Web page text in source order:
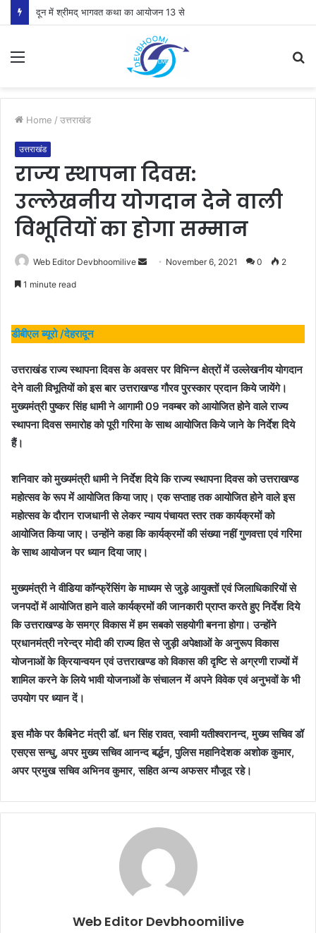
दून में श्रीमद् भागवत कथा का आयोजन 13 से
Menu
Home / उत्तराखंड
उत्तराखंड
राज्य स्थापना दिवस:
उल्लेखनीय योगदान देने वाली
विभूतियों का होगा सम्मान
Web Editor Devbhoomilive
Send November 6, 2021 0 2
1 minute read
डीबीएल ब्यूरो /देहरादून
उत्तराखंड राज्य स्थापना दिवस के अवसर पर विभिन्न क्षेत्रों में उल्लेखनीय योगदान
देने वाली विभूतियों को इस बार उत्तराखण्ड गौरव पुरस्कार प्रदान किये जायेंगे।
मुख्यमंत्री पुष्कर सिंह धामी ने आगामी 09 नवम्बर को आयोजित होने वाले राज्य
स्थापना दिवस समारोह को पूरी गरिमा के साथ आयोजित किये जाने के निर्देश दिये
हैं।
शनिवार को मुख्यमंत्री धामी ने निर्देश दिये कि राज्य स्थापना दिवस को उत्तराखण्ड
महोत्सव के रूप में आयोजित किया जाए। एक सप्ताह तक आयोजित होने वाले इस
महोत्सव के दौरान राजधानी से लेकर न्याय पंचायत स्तर तक कार्यक्रमों को
आयोजित किया जाए। उन्होंने कहा कि कार्यक्रमों की संख्या नहीं गुणवत्ता एवं गरिमा
के साथ आयोजन पर ध्यान दिया जाए।
मुख्यमंत्री ने वीडिया कॉन्फ्रेंसिंग के माध्यम से जुड़े आयुक्तों एवं जिलाधिकारियों से
जनपदों में आयोजित हाने वाले कार्यक्रमों की जानकारी प्राप्त करते हुए निर्देश दिये
कि उत्तराखण्ड के समग्र विकास में हम सबको सहयोगी बनना होगा। उन्होंने
प्रधानमंत्री नरेन्द्र मोदी की राज्य हित से जुड़ी अपेक्षाओं के अनुरूप विकास
योजनाओं के क्रियान्वयन एवं उत्तराखण्ड को विकास की दृष्टि से अग्रणी राज्यों में
शामिल करने के लिये भावी योजनाओं के संचालन में अपने विवेक एवं अनुभवों के भी
उपयोग पर ध्यान दें।
इस मौके पर कैबिनेट मंत्री डॉ. धन सिंह रावत, स्वामी यतीश्वरानन्द, मुख्य सचिव डॉ
एसएस सन्धु, अपर मुख्य सचिव आनन्द बर्द्धन, पुलिस महानिदेशक अशोक कुमार,
अपर प्रमुख सचिव अभिनव कुमार, सहित अन्य अफसर मौजूद रहे।
Web Editor Devbhoomilive